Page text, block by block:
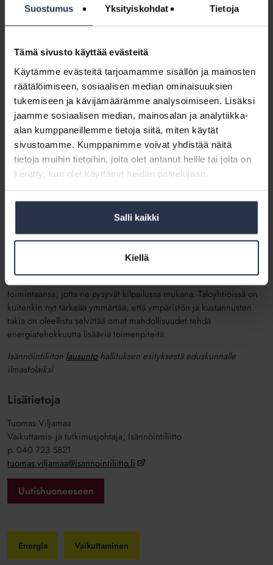
Suostumus Yksityiskohdat Tietoja
Tämä sivusto käyttää evästeitä
Käytämme evästeitä tarjoamamme sisällön ja mainosten
räätälöimiseen, sosiaalisen median ominaisuuksien
tukemiseen ja kävijämäärämme analysoimiseen. Lisäksi
jaamme sosiaalisen median, mainosalan ja analytiikka-
alan kumppaneillemme tietoja siitä, miten käytät
sivustoamme. Kumppanimme voivat yhdistää näitä
tietoja muihin tietoihin, joita olet antanut heille tai joita on
kerätty, kun olet käyttänyt heidän palvelujaan.
Salli kaikki
Kiellä
Taloyhtiöillä lukuisia mahdollisuuksia tehdä
omia ratkaisuja
Taloyhtiöillä on kuitenkin mahdollisuus kampittaa kasvavia
energiakustannuksia monin keinoin.
–Keskitettyjen ratkaisujen, kuten kaukolämmön, rinnalle on
tullut yhä enemmän kiinteistötason toimenpiteitä. Näitä ovat
yleisimmin maalämpö ja ilmalämpöpumput, mutta monia muitakin
vaihtoehtoja on, kuten entistä tehokkaammat
aurinkopaneelit, Viljamaa sanoo.
Isännöintiliiton julkaisemaEnergiabarometripaljasti jo vuoden
energialähteenä putoaa rajusti. Peräti 30 prosenttia isännöitsijöistä
arvioi, että taloyhtiö valitsee maalämmön pääasialliseksi
lämmitysmuodoksi, kun lämmityslaitteita seuraavan kerran uusitaan.
toimintaansa, jotta ne pysyvät kilpailussa mukana. Taloyhtiöissä on
kuitenkin nyt tärkeää ymmärtää, että ympäristön ja kustannusten
takia on oleellista selvittää omat mahdollisuudet tehdä
energiatehokkuutta lisääviä toimenpiteitä.
Isännöintiliiton lausuntohallituksen esityksestä eduskunnalle
ilmastolaiksi
Lisätietoja
Tuomas Viljamaa
Vaikuttamis- ja tutkimusjohtaja, Isännöintiliitto
p. 040 723 5821
tuomas.viljamaa@isannointiliitto.fi
Uutishuoneeseen
Energia Vaikuttaminen